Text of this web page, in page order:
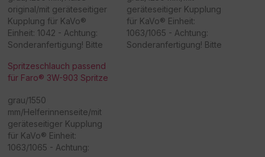
original/mit geräteseitiger
Kupplung für KaVo®
Einheit: 1042 - Achtung:
Sonderanfertigung! Bitte
Rücknahme/Umtausch
dieser Ware nicht möglich
Verständnis! -
Beschaffungsartikel!Rückn
ahme /Umtausch nicht
möglich!
geräteseitiger Kupplung
für KaVo® Einheit:
1063/1065 - Achtung:
Sonderanfertigung! Bitte
Spritzeschlauch passend
für Faro® 3W-903 Spritze
grau/1550
mm/Helferinnenseite/mit
geräteseitiger Kupplung
für KaVo® Einheit:
1063/1065 - Achtung: